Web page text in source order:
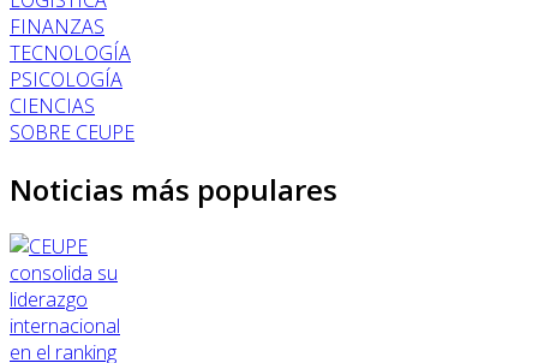
FINANZAS
TECNOLOGÍA
PSICOLOGÍA
CIENCIAS
SOBRE CEUPE
Noticias más populares